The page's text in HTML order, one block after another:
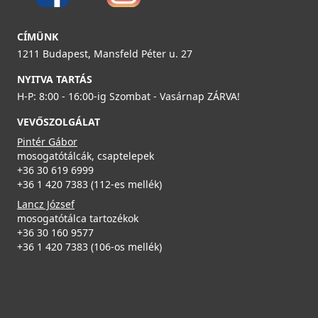
119 990 Ft
ELLECI - Csaptelep Trail arany
MOKTRAGD
mosogatókhoz - fekete
Elleci ATH043WD Vágódeszka HPL - Barna
ATH043WD
CÍMÜNK
1211 Budapest, Mansfeld Péter u. 27
NYITVA TARTÁS
H-P: 8:00 - 16:00-ig Szombat - Vasárnap ZÁRVA!
VEVŐSZOLGÁLAT
Pintér Gábor
mosogatótálcák, csaptelepek
+36 30 619 6999
+36 1 420 7383 (112-es mellék)
Lancz József
mosogatótálca tartozékok
+36 30 160 9577
+36 1 420 7383 (106-os mellék)